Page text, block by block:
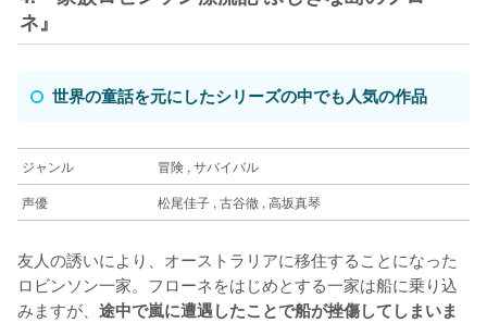
ネ』
世界の童話を元にしたシリーズの中でも人気の作品
ジャンル
冒険 , サバイバル
声優
松尾佳子 , 古谷徹 , 高坂真琴
友人の誘いにより、オーストラリアに移住することになった
ロビンソン一家。フローネをはじめとする一家は船に乗り込
みますが、 途中で嵐に遭遇したことで船が挫傷してしまいま